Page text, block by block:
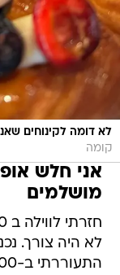
לא דומה לקינוחים
קומה
אני חלש
מושלמים
לא היה צורך.